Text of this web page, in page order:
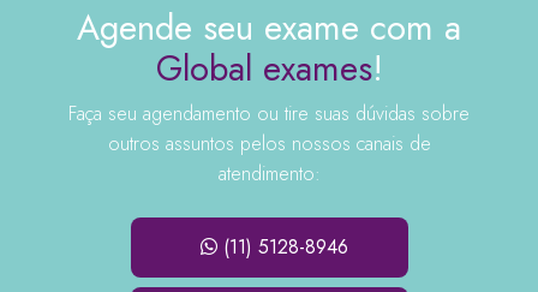
Agende seu exame com a
Global exames!
Faça seu agendamento ou tire suas dúvidas sobre
outros assuntos pelos nossos canais de
atendimento:
(11) 5128-8946